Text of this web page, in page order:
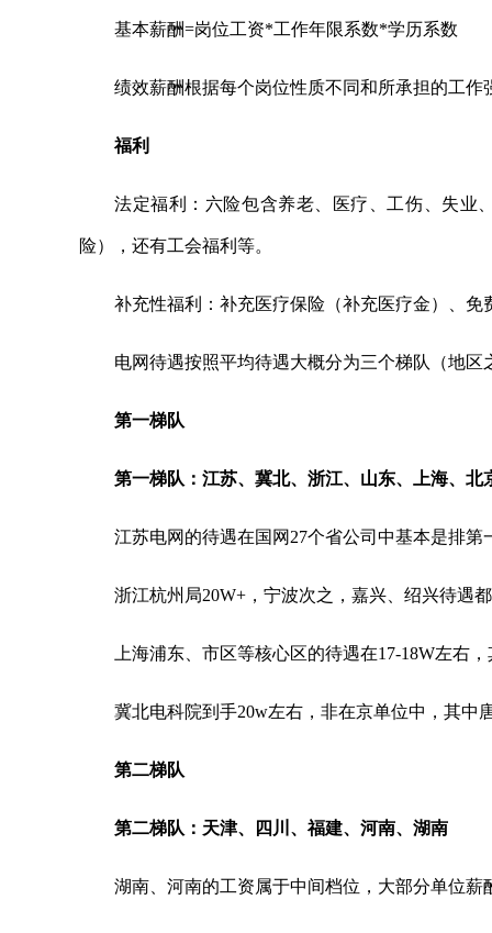
基本薪酬=岗位工资*工作年限系数*学历系数
绩效薪酬根据每个岗位性质不同和所承担的工作
福利
法定福利：六险包含养老、医疗、工伤、失业
险），还有工会福利等。
补充性福利：补充医疗保险（补充医疗金）、免
电网待遇按照平均待遇大概分为三个梯队（地区
第一梯队
第一梯队：江苏、冀北、浙江、山东、上海、北
江苏电网的待遇在国网27个省公司中基本是排
浙江杭州局20W+，宁波次之，嘉兴、绍兴待遇
上海浦东、市区等核心区的待遇在17-18W左右
冀北电科院到手20w左右，非在京单位中，其中
第二梯队
第二梯队：天津、四川、福建、河南、湖南
湖南、河南的工资属于中间档位，大部分单位薪